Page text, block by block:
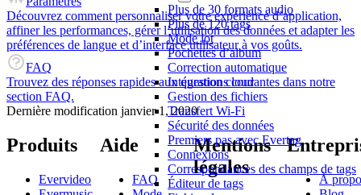
Plus de 30 formats audio
Plus de 120 tags
Mode lot
Pochettes d’album
Correction automatique
Intégration cloud
Gestion des fichiers
Transfert Wi-Fi
Sécurité des données
Premiers pas avec Evertag
Connexions
Correspondances des champs de tags
Éditeur de tags
Découvrez comment personnaliser votre expérience d’application,
affiner les performances, gérer l’utilisation des données et adapter les
préférences de langue et d’interface utilisateur à vos goûts.
FAQ
Trouvez des réponses rapides aux questions courantes dans notre
section FAQ.
Dernière modification janvier 1, 2020
Produits
Evervideo
Aide
FAQ
Mentions
légales
À